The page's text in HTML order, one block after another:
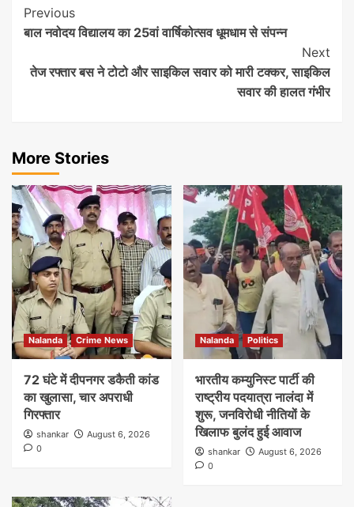
Post
Navigation
Previous
बाल नवोदय विद्यालय का 25वां वार्षिकोत्सव धूमधाम से संपन्न
Next
तेज रफ्तार बस ने टोटो और साइकिल सवार को मारी टक्कर, साइकिल
सवार की हालत गंभीर
More Stories
Nalanda Crime News
72 घंटे में दीपनगर डकैती कांड
का खुलासा, चार अपराधी
गिरफ्तार
shankar
August 6, 2026
0
Nalanda Politics
भारतीय कम्युनिस्ट पार्टी की
राष्ट्रीय पदयात्रा नालंदा में
शुरू, जनविरोधी नीतियों के
खिलाफ बुलंद हुई आवाज
shankar
August 6, 2026
0